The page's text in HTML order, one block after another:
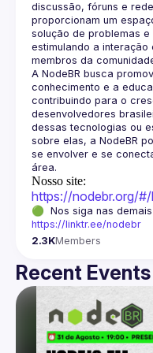
discussão, fóruns e
proporcionam um
solução de problemas
estimulando a
A NodeBR busca
conhecimento e a
contribuindo para o
desenvolvedores
dessas tecnologias ou
sobre elas, a NodeBR
se envolver e se
Nosso site:
https://nodebr.org/
https://linktr.ee/nodebr
2.3KMembers
Recent Events